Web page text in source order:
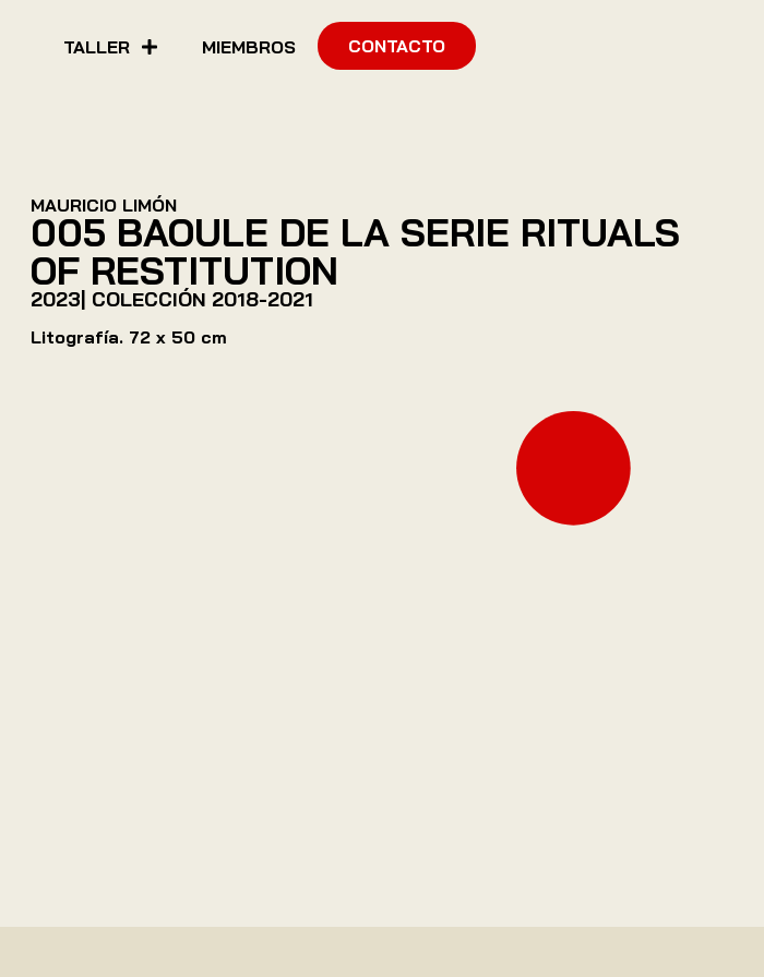
TALLER MIEMBROS CONTACTO
MAURICIO LIMÓN
005 BAOULE DE LA SERIE RITUALS
OF RESTITUTION
2023 | COLECCIÓN 2018-2021
Litografía. 72 x 50 cm